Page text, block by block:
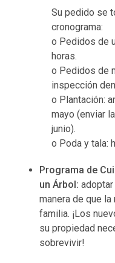
Su pedido se
cronograma:
o Pedidos de
horas.
o Pedidos de
inspección
o Plantación:
mayo (enviar
junio).
o Poda y tala:
Programa de
un Árbol:
manera de que
familia. ¡Los
su propiedad
sobrevivir!